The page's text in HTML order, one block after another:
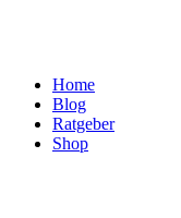
Home
Blog
Ratgeber
Shop